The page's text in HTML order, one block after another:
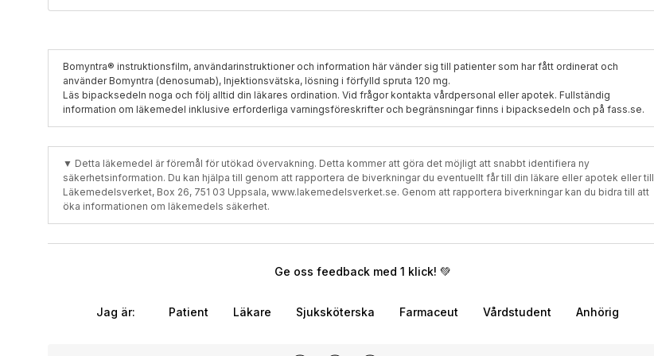
Bomyntra® instruktionsfilm, användarinstruktioner och information här vänder sig till patienter som har fått ordinerat och
använder Bomyntra (denosumab), Injektionsvätska, lösning i förfylld spruta 120 mg.
Läs bipacksedeln noga och följ alltid din läkares ordination. Vid frågor kontakta vårdpersonal eller apotek. Fullständig
information om läkemedel inklusive erforderliga varningsföreskrifter och begränsningar finns i bipacksedeln och på fass.se.
▼ Detta läkemedel är föremål för utökad övervakning. Detta kommer att göra det möjligt att snabbt identifiera ny
säkerhetsinformation. Du kan hjälpa till genom att rapportera de biverkningar du eventuellt får till din läkare eller apotek eller till
Läkemedelsverket, Box 26, 751 03 Uppsala, www.lakemedelsverket.se. Genom att rapportera biverkningar kan du bidra till att
öka informationen om läkemedels säkerhet.
Ge oss feedback med 1 klick! 💚
Jag är: Patient Läkare Sjuksköterska Farmaceut Vårdstudent Anhörig